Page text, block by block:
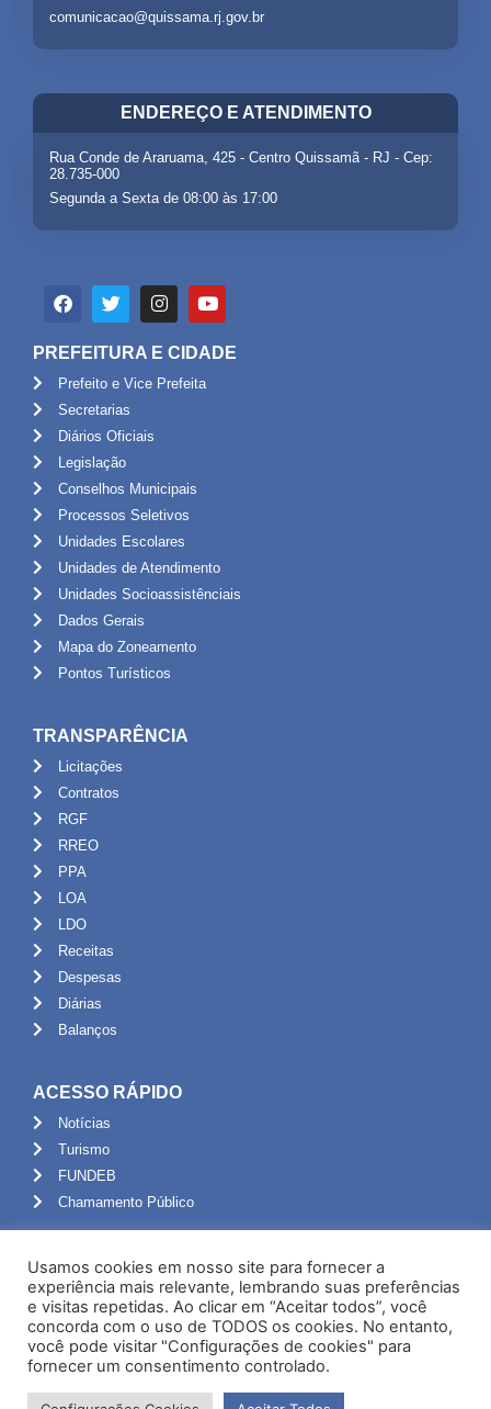
comunicacao@quissama.rj.gov.br
ENDEREÇO E ATENDIMENTO
Rua Conde de Araruama, 425 - Centro Quissamã - RJ - Cep:
28.735-000
Segunda a Sexta de 08:00 às 17:00
PREFEITURA E CIDADE
Prefeito e Vice Prefeita
Secretarias
Diários Oficiais
Legislação
Conselhos Municipais
Processos Seletivos
Unidades Escolares
Unidades de Atendimento
Unidades Socioassistênciais
Dados Gerais
Mapa do Zoneamento
Pontos Turísticos
TRANSPARÊNCIA
Licitações
Contratos
RGF
RREO
PPA
LOA
LDO
Receitas
Despesas
Diárias
Balanços
ACESSO RÁPIDO
Notícias
Turismo
FUNDEB
Chamamento Público
Portal do Servidor
Webmail
Administração
Usamos cookies em nosso site para fornecer a
experiência mais relevante, lembrando suas preferências
e visitas repetidas. Ao clicar em “Aceitar todos”, você
concorda com o uso de TODOS os cookies. No entanto,
você pode visitar "Configurações de cookies" para
fornecer um consentimento controlado.